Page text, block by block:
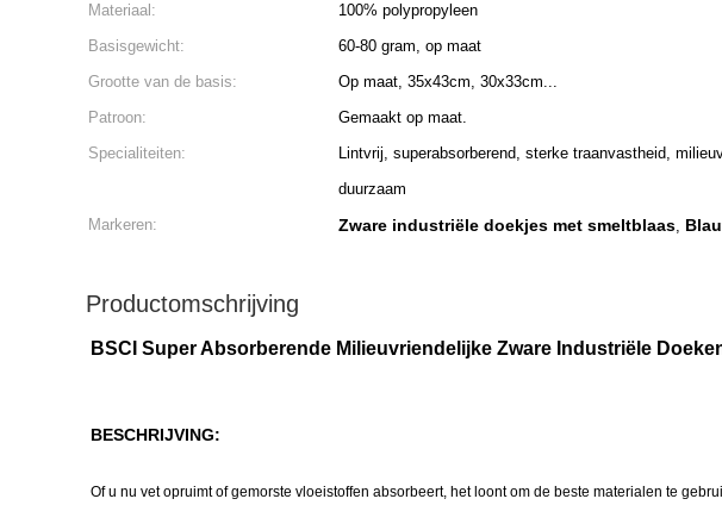
Materiaal: 100% polypropyleen
Basisgewicht:
60-80 gram, op maat
Grootte van de basis:
Op maat, 35x43cm, 30x33cm...
Patroon:
Gemaakt op maat.
Specialiteiten:
Lintvrij, superabsorberend, sterke traanvastheid,
duurzaam
Markeren: Zware industriële doekjes met smeltblaas,
Productomschrijving
BSCI Super Absorberende Milieuvriendelijke Zware Industriële
BESCHRIJVING:
Of u nu vet opruimt of gemorste vloeistoffen absorbeert, het loont om de beste materialen te